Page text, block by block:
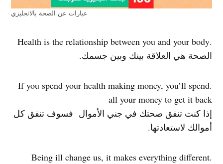
عبارات عن الصحة بالانجليزي
.Health is the relationship between you and your body
الصحة هي العلاقة بينك وبين جسمك.
.If you spend your health making money, you’ll spend
all your money to get it back
إذا كنت تنفق صحتك في جني الأموال فسوف تنفق كل
أموالك لاستعادتها.
.Being ill change us, it makes everything different